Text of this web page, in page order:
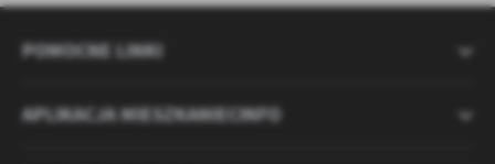
POMOCNE LINKI
APLIKACJA MIESZKANIECINFO